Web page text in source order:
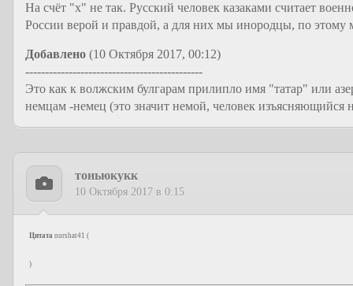
На счёт "х" не так. Русский человек казаками считает
России верой и правдой, а для них мы инородцы, по этому
Добавлено (10 Октября 2017, 00:12)
---------------------------------------------
Это как к волжским булгарам прилипло имя "татар" или
немцам -немец (это значит немой, человек изъясняющийся
тоньюкукк
10 Октября 2017 в 0:15
Цитата nurshat41 (
)